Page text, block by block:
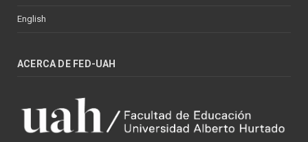
English
ACERCA DE FED-UAH